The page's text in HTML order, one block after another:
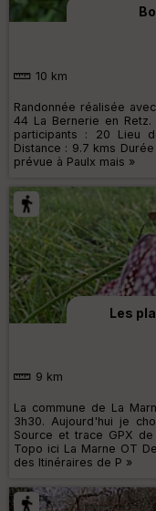
10 km
Randonnée réalisée
44 La Bernerie en
participants : 20 Lieu
Distance : 9.7 kms
prévue à Paulx mais »
Les
9 km
La commune de La
3h30. Aujourd'hui je
Source et trace GPX
Topo ici La Marne OT
des Itinéraires de P »